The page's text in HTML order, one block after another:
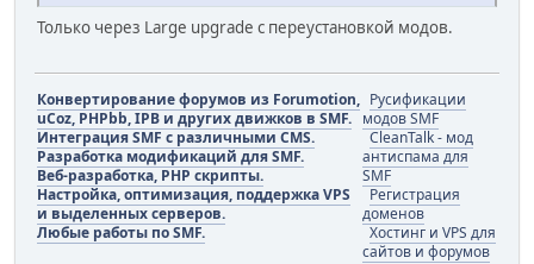
Только через Large upgrade с переустановкой модов.
Конвертирование форумов из Forumotion,
uCoz, PHPbb, IPB и других движков в SMF.
Интеграция SMF с различными CMS.
Разработка модификаций для SMF.
Веб-разработка, PHP скрипты.
Настройка, оптимизация, поддержка VPS
и выделенных серверов.
Любые работы по SMF.
Русификации
модов SMF
CleanTalk - мод
антиспама для
SMF
Регистрация
доменов
Хостинг и VPS для
сайтов и форумов